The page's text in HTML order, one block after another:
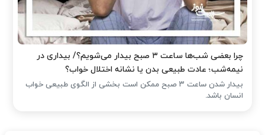
چرا بعضی شب‌ها ساعت ۳ صبح بیدار می‌شویم؟/ بیداری در
نیمه‌شب؛ عادت طبیعی بدن یا نشانه اختلال خواب؟
بیدار شدن ساعت ۳ صبح ممکن است بخشی از الگوی طبیعی خواب
انسان باشد.